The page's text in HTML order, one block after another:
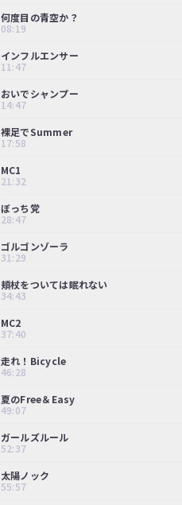
何度目の青空か？
08:19
インフルエンサー
11:47
おいでシャンプー
14:47
裸足でSummer
17:58
MC1
21:32
ぼっち党
28:47
ゴルゴンゾーラ
31:29
頬杖をついては眠れない
34:43
MC2
37:40
走れ！Bicycle
46:28
夏のFree＆Easy
49:07
ガールズルール
52:37
太陽ノック
55:57